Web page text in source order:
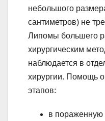
небольшого
сантиметров) не
Липомы большего
хирургическим
наблюдается в
хирургии. Помощь
этапов:
в пораженную